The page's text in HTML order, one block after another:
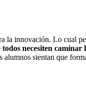
la innovación. Lo cual
necesiten
sientan que